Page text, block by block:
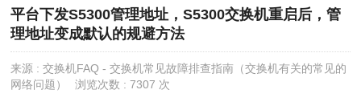
平台下发S5300管理地址，S5300交换机重启后，管
理地址变成默认的规避方法
来源 : 交换机FAQ - 交换机常见故障排查指南（交换机有关的常见的
网络问题）
浏览次数 : 7307 次